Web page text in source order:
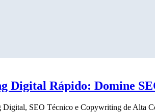
Digital Rápido: Domine
SEO Técnico e Copywriting de Alta